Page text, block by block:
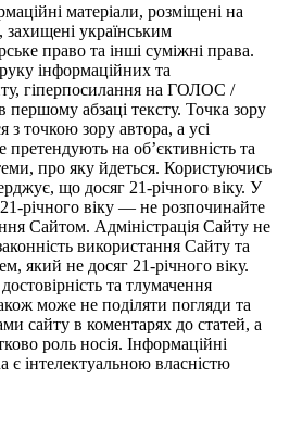
матеріали, розміщені на
українським
право та інші суміжні права.
інформаційних та
гіперпосилання на ГОЛОС /
першому абзаці тексту. Точка зору
з точкою зору автора, а усі
претендують на об’єктивність та
про яку йдеться. Користуючись
що досяг 21-річного віку. У
річного віку — не розпочинайте
Сайтом. Адміністрація Сайту не
використання Сайту та
який не досяг 21-річного віку.
та тлумачення
може не поділяти погляди та
сайту в коментарях до статей, а
роль носія. Інформаційні
є інтелектуальною власністю